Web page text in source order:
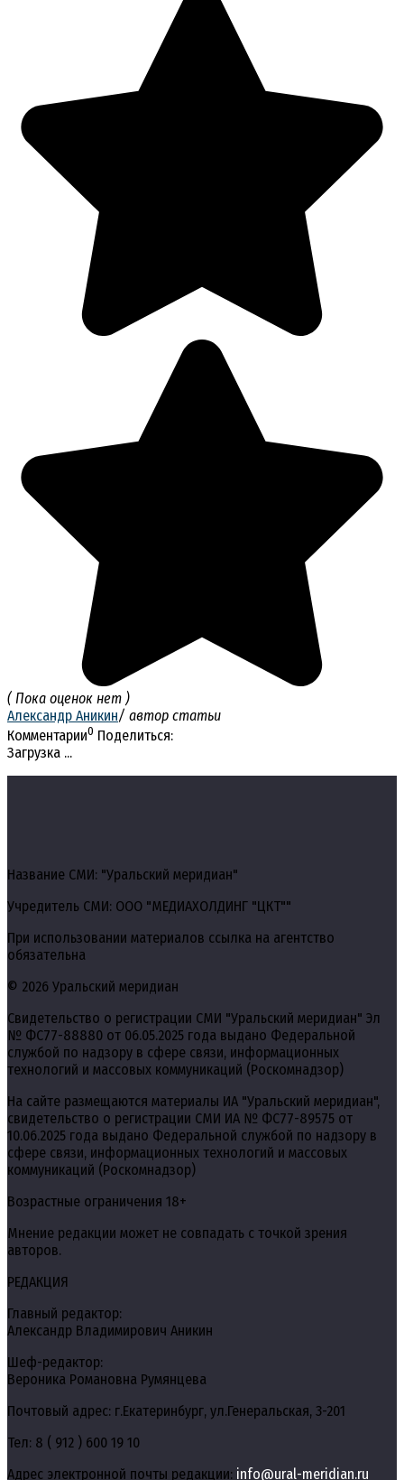
( Пока оценок нет )
Александр Аникин/ автор статьи
Комментарии0 Поделиться:
Загрузка ...
Название СМИ: "Уральский меридиан"
Учредитель СМИ: ООО "МЕДИАХОЛДИНГ "ЦКТ""
При использовании материалов ссылка на агентство
обязательна
© 2026 Уральский меридиан
Свидетельство о регистрации СМИ "Уральский меридиан" Эл
№ ФС77-88880 от 06.05.2025 года выдано Федеральной
службой по надзору в сфере связи, информационных
технологий и массовых коммуникаций (Роскомнадзор)
На сайте размещаются материалы ИА "Уральский меридиан",
свидетельство о регистрации СМИ ИА № ФС77-89575 от
10.06.2025 года выдано Федеральной службой по надзору в
сфере связи, информационных технологий и массовых
коммуникаций (Роскомнадзор)
Возрастные ограничения 18+
Мнение редакции может не совпадать с точкой зрения
авторов.
РЕДАКЦИЯ
Главный редактор:
Александр Владимирович Аникин
Шеф-редактор:
Вероника Романовна Румянцева
Почтовый адрес: г.Екатеринбург, ул.Генеральская, 3-201
Тел: 8 ( 912 ) 600 19 10
Адрес электронной почты редакции: info@ural-meridian.ru